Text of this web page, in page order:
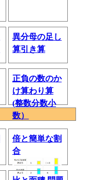
異分母の足し
算引き算
正負の数のか
け算わり算
(整数分数小
数）
倍と簡単な割
合